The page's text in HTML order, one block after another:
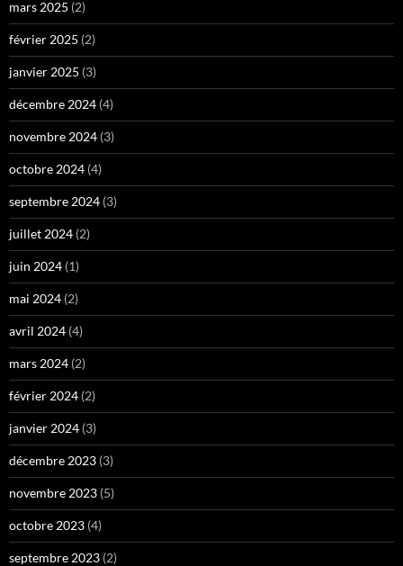
mars 2025 (2)
février 2025 (2)
janvier 2025 (3)
décembre 2024 (4)
novembre 2024 (3)
octobre 2024 (4)
septembre 2024 (3)
juillet 2024 (2)
juin 2024 (1)
mai 2024 (2)
avril 2024 (4)
mars 2024 (2)
février 2024 (2)
janvier 2024 (3)
décembre 2023 (3)
novembre 2023 (5)
octobre 2023 (4)
septembre 2023 (2)